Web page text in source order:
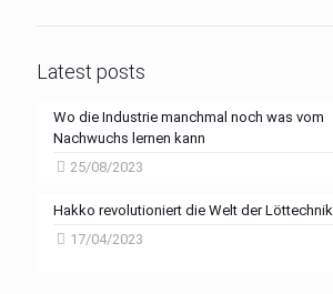
Latest posts
Wo die Industrie manchmal noch was vom
Nachwuchs lernen kann
25/08/2023
Hakko revolutioniert die Welt der Löttechnik
17/04/2023